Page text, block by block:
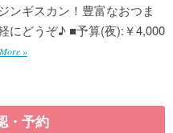
ンギスカン！豊富なおつま
にどうぞ♪ ■予算(夜):￥4,000
»
・予約